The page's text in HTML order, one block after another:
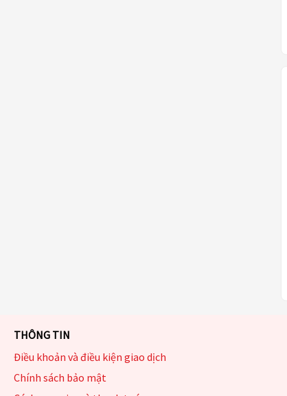
THÔNG TIN
Điều khoản và điều kiện giao dịch
Chính sách bảo mật